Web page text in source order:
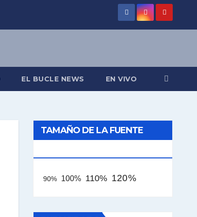
EL BUCLE NEWS EN VIVO
TAMAÑO DE LA FUENTE
90% 100% 110% 120%